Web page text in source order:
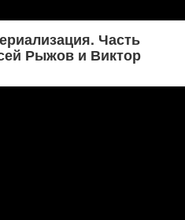
Часть
Рыжов и Виктор